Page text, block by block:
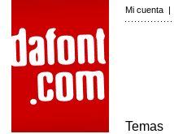
Mi cuenta |
Temas